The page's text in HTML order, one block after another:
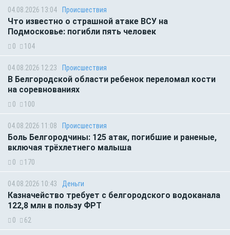
04.08.2026 13:04 Происшествия
Что известно о страшной атаке ВСУ на
Подмосковье: погибли пять человек
0 104
04.08.2026 12:23 Происшествия
В Белгородской области ребенок переломал кости
на соревнованиях
0 100
04.08.2026 11:08 Происшествия
Боль Белгородчины: 125 атак, погибшие и раненые,
включая трёхлетнего малыша
0 170
04.08.2026 10:43 Деньги
Казначейство требует с белгородского водоканала
122,8 млн в пользу ФРТ
0 62